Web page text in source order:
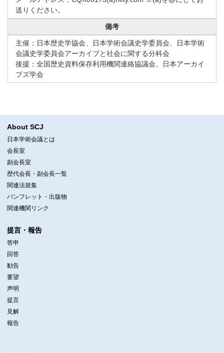
送りください。
備考
主催：日本歴史学協会、日本学術会議史学委員会、日本学術
会議史学委員会アーカイブと社会に関する分科会
後援：全国歴史資料保存利用機関連絡協議会、日本アーカイ
ブズ学会
About SCJ
日本学術会議とは
会長室
副会長室
歴代会長・副会長一覧
関連法規集
パンフレット・出版物
関連機関リンク
提言・報告
答申
回答
勧告
要望
声明
提言
見解
報告